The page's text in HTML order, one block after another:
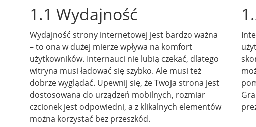
1.1 Wydajność
Wydajność strony internetowej jest bardzo ważna
– to ona w dużej mierze wpływa na komfort
użytkowników. Internauci nie lubią czekać, dlatego
witryna musi ładować się szybko. Ale musi też
dobrze wyglądać. Upewnij się, że Twoja strona jest
dostosowana do urządzeń mobilnych, rozmiar
czcionek jest odpowiedni, a z klikalnych elementów
można korzystać bez przeszkód.